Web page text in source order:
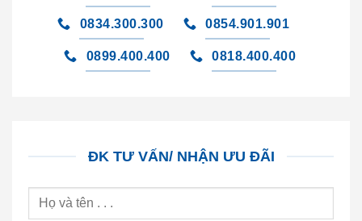
0834.300.300 0854.901.901
0899.400.400 0818.400.400
ĐK TƯ VẤN/ NHẬN ƯU ĐÃI